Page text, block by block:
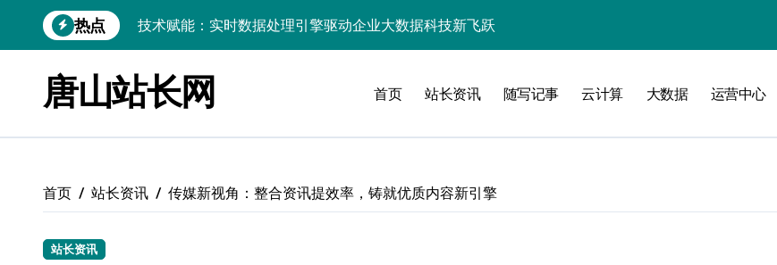
到
热点
大数据赋能运维：实时处理提效，精准调控信息流
Go语言赋能大数据：实时引擎构建与科技驱动的性能优化术
技术赋能：构建实时引擎，解锁大数据核心价值新潜力
科技赋能前端：无障碍设计引领技术跨界多元融合新潮
唐山站长网 首页 站长资讯 随写记事 云计算 大数据 运营中心
首页 站长资讯 传媒新视角：整合资讯提效率，铸就优质内容新引擎
站长资讯